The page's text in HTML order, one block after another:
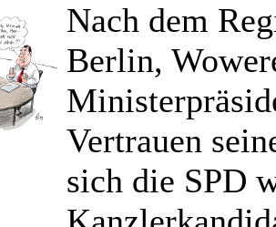
Nach dem
Berlin,
Vertrauen
sich die SPD